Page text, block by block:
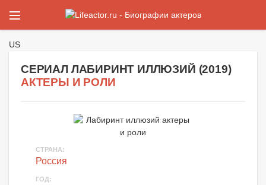
US
СЕРИАЛ ЛАБИРИНТ ИЛЛЮЗИЙ (2019)
АКТЕРЫ И РОЛИ
СТРАНА:
Россия
ГОД: